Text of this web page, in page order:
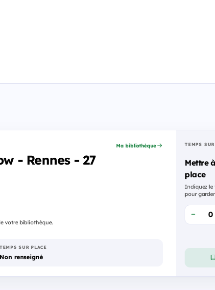
- Rennes - 27
Ma bibliothèque
votre bibliothèque.
TEMPS SUR PLACE
Non renseigné
TEMPS
Mettre
place
Indiquez le
pour